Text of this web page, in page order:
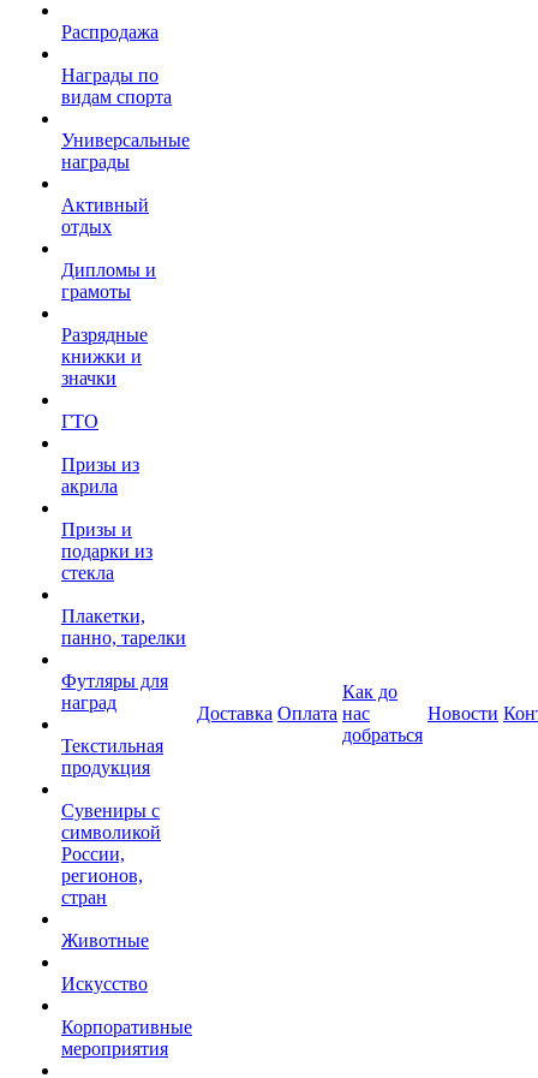
Распродажа
Награды по
видам спорта
Универсальные
награды
Активный
отдых
Дипломы и
грамоты
Разрядные
книжки и
значки
ГТО
Призы из
акрила
Призы и
подарки из
стекла
Плакетки,
панно, тарелки
Футляры для
наград
Текстильная
продукция
Сувениры с
символикой
России,
регионов,
стран
Животные
Искусство
Корпоративные
мероприятия
Доставка Оплата
Как до
нас
добраться
Новости